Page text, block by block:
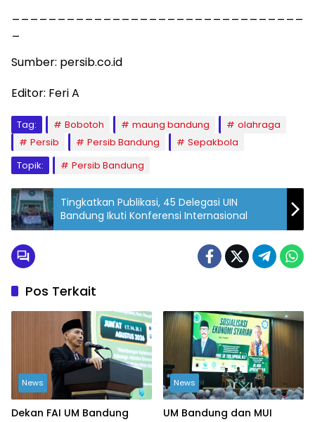
Sumber: persib.co.id
Editor: Feri A
Tag: Bobotoh maung bandung
olahraga
Persib
Persib Bandung
Sepakbola
Topik:
Persib Bandung
Tingkatkan Publikasi, 45 Delegasi UIN
Bandung Ikuti Konferensi Internasional
Pos Terkait
News
Dekan FAI UM Bandung
News
UM Bandung dan MUI